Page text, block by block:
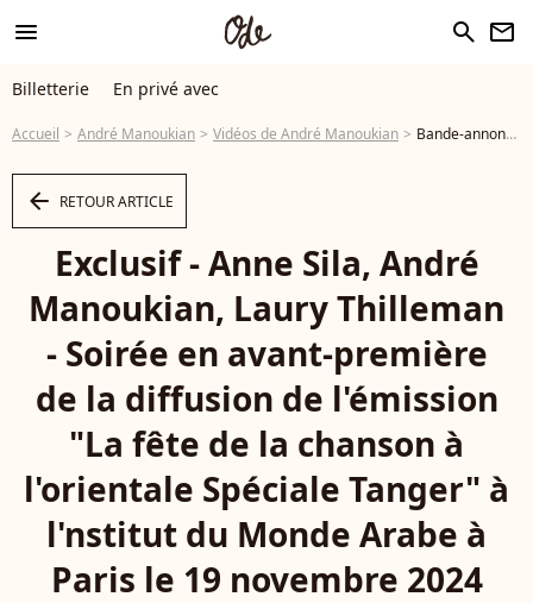
menu search newsletter
Billetterie En privé avec
Accueil André Manoukian Vidéos de André Manoukian Bande-annonce de l'émission "La Fête de la chanson à l'orientale" sur France 3 Exclusif - Anne Sila, André Manoukian, Laury Thilleman - Soirée en avant-première de la diffusion de l'émission "La fête de la chanson à l'orientale Spéciale Tanger" à l'nstitut du Monde Arabe à Paris le 19 novembre 2024 - Vidéo
arrow_left RETOUR ARTICLE
Exclusif - Anne Sila, André
Manoukian, Laury Thilleman
- Soirée en avant-première
de la diffusion de l'émission
"La fête de la chanson à
l'orientale Spéciale Tanger" à
l'nstitut du Monde Arabe à
Paris le 19 novembre 2024